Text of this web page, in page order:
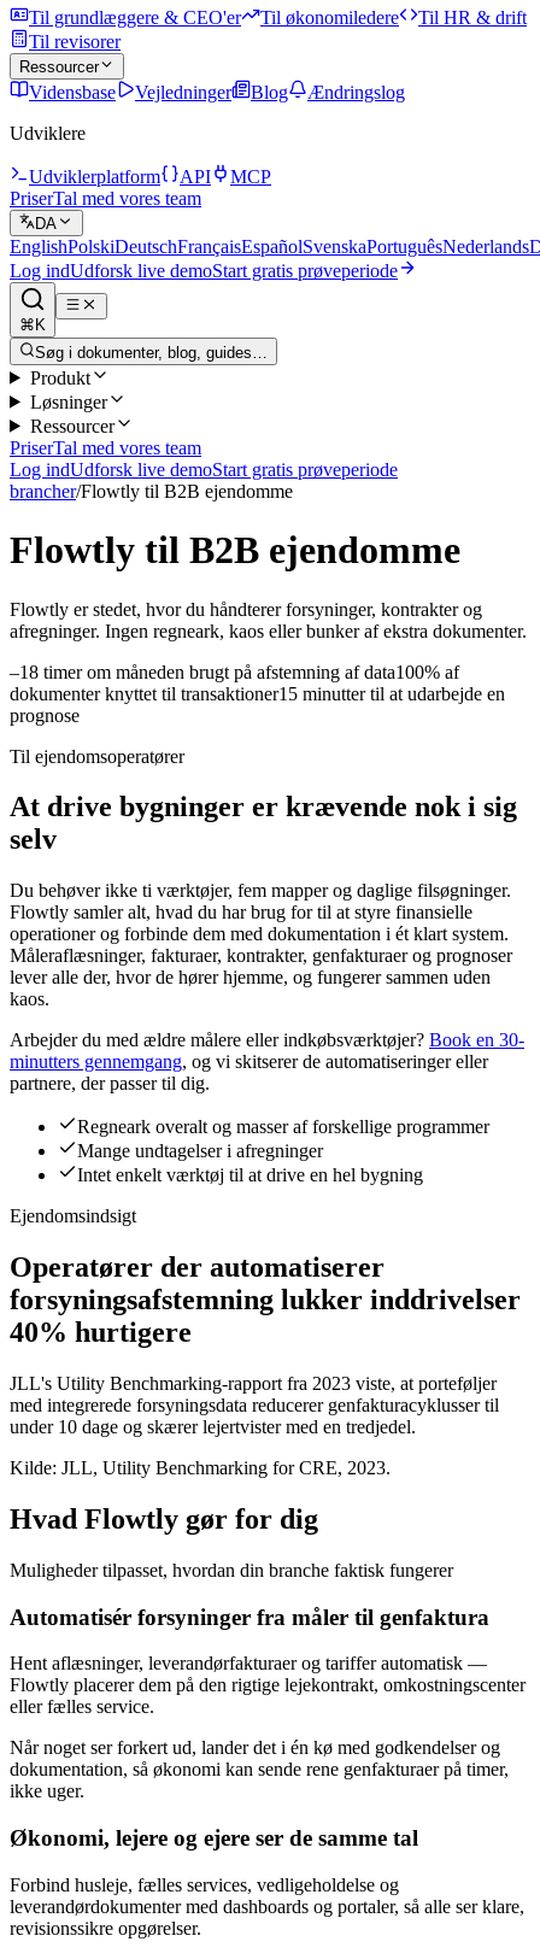
Til grundlæggere & CEO'er Til økonomiledere
Til HR & drift
Til revisorer
Ressourcer
Vidensbase Vejledninger Blog
Ændringslog
Udviklere
Udviklerplatform API
MCP
PriserTal med vores team
DA
EnglishPolskiDeutschFrançaisEspañolSvenskaPortuguêsNederlands
Log indUdforsk live demoStart gratis prøveperiode
⌘K
Søg i dokumenter, blog, guides…
Produkt
Løsninger
Ressourcer
PriserTal med vores team
Log indUdforsk live demoStart gratis prøveperiode
brancher/Flowtly til B2B ejendomme
Flowtly til B2B ejendomme
Flowtly er stedet, hvor du håndterer forsyninger, kontrakter og
afregninger. Ingen regneark, kaos eller bunker af ekstra dokumenter.
–18 timer om måneden brugt på afstemning af data100% af
dokumenter knyttet til transaktioner15 minutter til at udarbejde en
prognose
Til ejendomsoperatører
At drive bygninger er krævende nok i sig
selv
Du behøver ikke ti værktøjer, fem mapper og daglige filsøgninger.
Flowtly samler alt, hvad du har brug for til at styre finansielle
operationer og forbinde dem med dokumentation i ét klart system.
Måleraflæsninger, fakturaer, kontrakter, genfakturaer og prognoser
lever alle der, hvor de hører hjemme, og fungerer sammen uden
kaos.
Arbejder du med ældre målere eller indkøbsværktøjer? Book en 30-
minutters gennemgang, og vi skitserer de automatiseringer eller
partnere, der passer til dig.
Regneark overalt og masser af forskellige programmer
Mange undtagelser i afregninger
Intet enkelt værktøj til at drive en hel bygning
Ejendomsindsigt
Operatører der automatiserer
forsyningsafstemning lukker inddrivelser
40% hurtigere
JLL's Utility Benchmarking-rapport fra 2023 viste, at porteføljer
med integrerede forsyningsdata reducerer genfakturacyklusser til
under 10 dage og skærer lejertvister med en tredjedel.
Kilde: JLL, Utility Benchmarking for CRE, 2023.
Hvad Flowtly gør for dig
Muligheder tilpasset, hvordan din branche faktisk fungerer
Automatisér forsyninger fra måler til genfaktura
Hent aflæsninger, leverandørfakturaer og tariffer automatisk —
Flowtly placerer dem på den rigtige lejekontrakt, omkostningscenter
eller fælles service.
Når noget ser forkert ud, lander det i én kø med godkendelser og
dokumentation, så økonomi kan sende rene genfakturaer på timer,
ikke uger.
Økonomi, lejere og ejere ser de samme tal
Forbind husleje, fælles services, vedligeholdelse og
leverandørdokumenter med dashboards og portaler, så alle ser klare,
revisionssikre opgørelser.